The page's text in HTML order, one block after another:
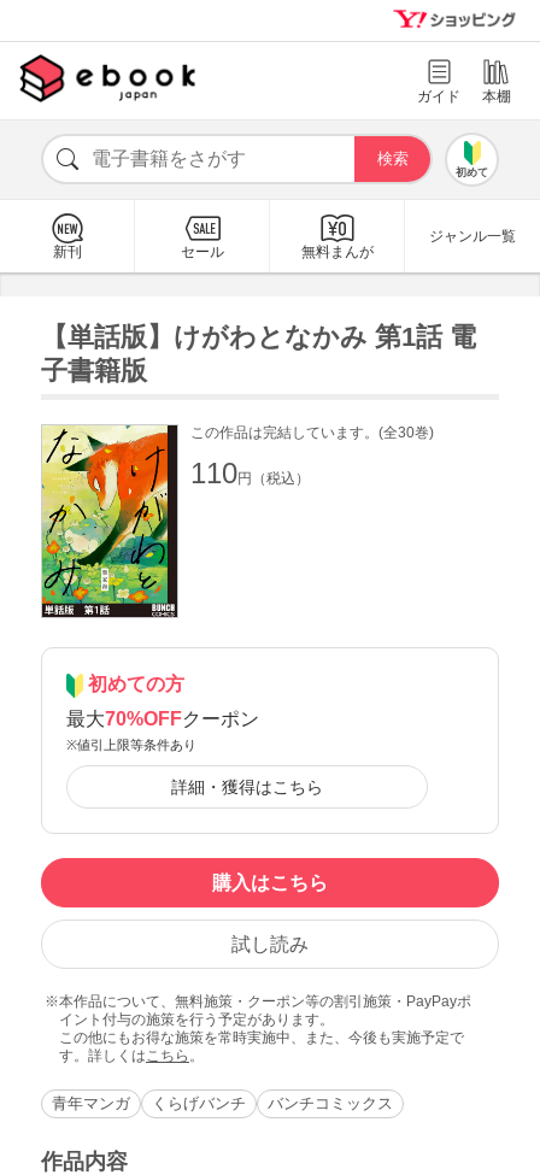
ガイド 本棚
初めて
新刊 セール 無料まんが
ジャンル一覧
【単話版】けがわとなかみ 第1話 電
子書籍版
この作品は完結しています。(全30巻)
110円（税込）
初めての方
最大70%OFFクーポン
※値引上限等条件あり
詳細・獲得はこちら
購入はこちら
試し読み
本作品について、無料施策・クーポン等の割引施策・PayPayポ
イント付与の施策を行う予定があります。
この他にもお得な施策を常時実施中、また、今後も実施予定で
す。詳しくは こちら 。
青年マンガ くらげバンチ バンチコミックス
作品内容